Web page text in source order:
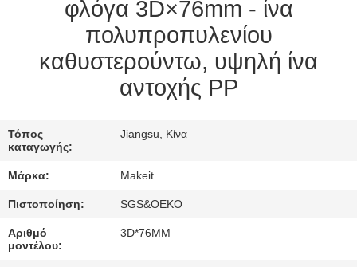
ΕΠΑΦΉ
ΠΕΡΙΠΤΏΣΕΙΣ
ΖΗΤΉΣΤΕ
ΈΝΑ
ΑΠΌΣΠΑΣΜΑ
φλόγα 3D×76mm - ίνα
πολυπροπυλενίου
καθυστερούντω, υψηλή ίνα
αντοχής PP
Τόπος
καταγωγής:
Jiangsu, Κίνα
Μάρκα: Makeit
Πιστοποίηση: SGS&OEKO
Αριθμό
μοντέλου:
3D*76MM